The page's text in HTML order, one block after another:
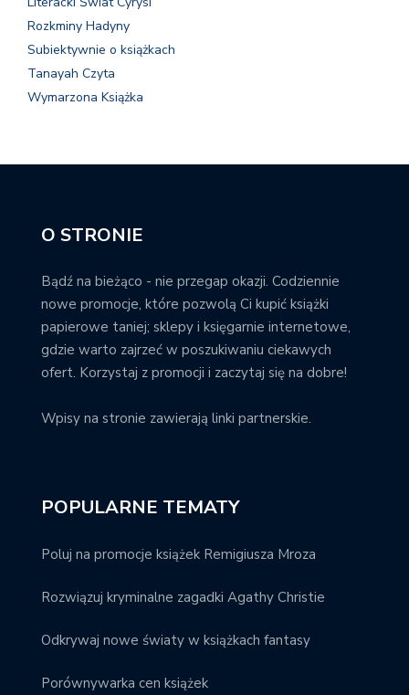
Rozkminy Hadyny
Subiektywnie o książkach
Tanayah Czyta
Wymarzona Książka
O STRONIE
Bądź na bieżąco - nie przegap okazji. Codziennie
nowe promocje, które pozwolą Ci kupić książki
papierowe taniej; sklepy i księgarnie internetowe,
gdzie warto zajrzeć w poszukiwaniu ciekawych
ofert. Korzystaj z promocji i zaczytaj się na dobre!
Wpisy na stronie zawierają linki partnerskie.
POPULARNE TEMATY
Poluj na promocje książek Remigiusza Mroza
Rozwiązuj kryminalne zagadki Agathy Christie
Odkrywaj nowe światy w książkach fantasy
Porównywarka cen książek